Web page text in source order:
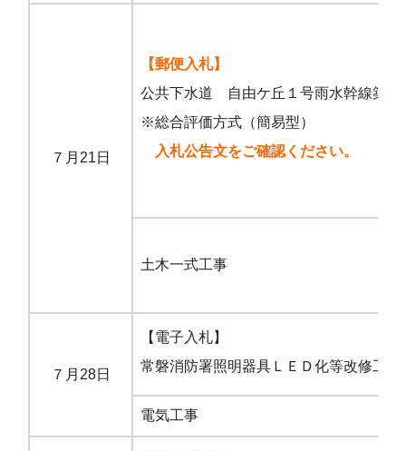
７月21日
【郵便入札】
公共下水道 自由ケ丘１号雨水幹線築造
※総合評価方式（簡易型）
入札公告文をご確認ください。
土木一式工事
７月28日
【電子入札】
常磐消防署照明器具ＬＥＤ化等改修工事
電気工事